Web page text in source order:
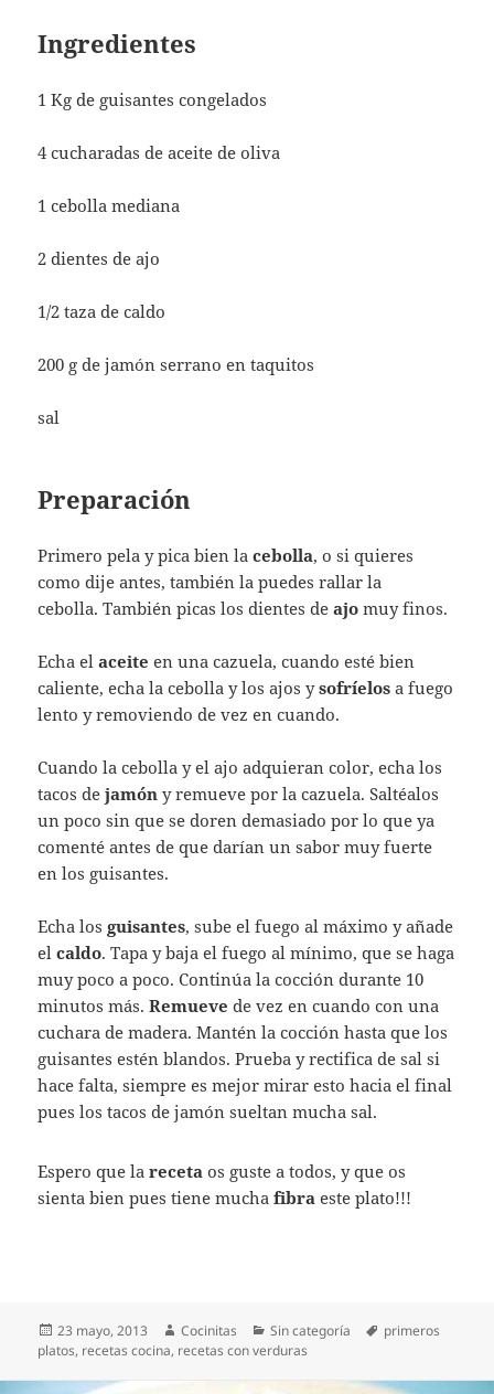
Ingredientes
1 Kg de guisantes congelados
4 cucharadas de aceite de oliva
1 cebolla mediana
2 dientes de ajo
1/2 taza de caldo
200 g de jamón serrano en taquitos
sal
Preparación
Primero pela y pica bien lacebolla, o si quieres
como dije antes, también la puedes rallar la
cebolla. También picas los dientes deajo muy finos.
Echa elaceite en una cazuela, cuando esté bien
caliente, echa la cebolla y los ajos ysofríelos a fuego
lento y removiendo de vez en cuando.
Cuando la cebolla y el ajo adquieran color, echa los
tacos dejamón y remueve por la cazuela. Saltéalos
un poco sin que se doren demasiado por lo que ya
comenté antes de que darían un sabor muy fuerte
en los guisantes.
Echa losguisantes, sube el fuego al máximo y añade
elcaldo. Tapa y baja el fuego al mínimo, que se haga
muy poco a poco. Continúa la cocción durante 10
minutos más.Remueve de vez en cuando con una
cuchara de madera. Mantén la cocción hasta que los
guisantes estén blandos. Prueba y rectifica de sal si
hace falta, siempre es mejor mirar esto hacia el final
pues los tacos de jamón sueltan mucha sal.
Espero que lareceta os guste a todos, y que os
sienta bien pues tiene muchafibra este plato!!!
Publicado
el
23 mayo, 2013 Autor
Cocinitas Categorías
Sin categoría Etiquetas
primeros
platos, recetas cocina, recetas con verduras